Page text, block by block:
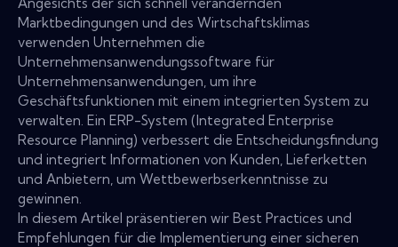
Marktbedingungen und des Wirtschaftsklimas
verwenden Unternehmen die
Unternehmensanwendungssoftware für
Unternehmensanwendungen, um ihre
Geschäftsfunktionen mit einem integrierten System zu
verwalten. Ein ERP-System (Integrated Enterprise
Resource Planning) verbessert die Entscheidungsfindung
und integriert Informationen von Kunden, Lieferketten
und Anbietern, um Wettbewerbserkenntnisse zu
gewinnen.
In diesem Artikel präsentieren wir Best Practices und
Empfehlungen für die Implementierung einer sicheren